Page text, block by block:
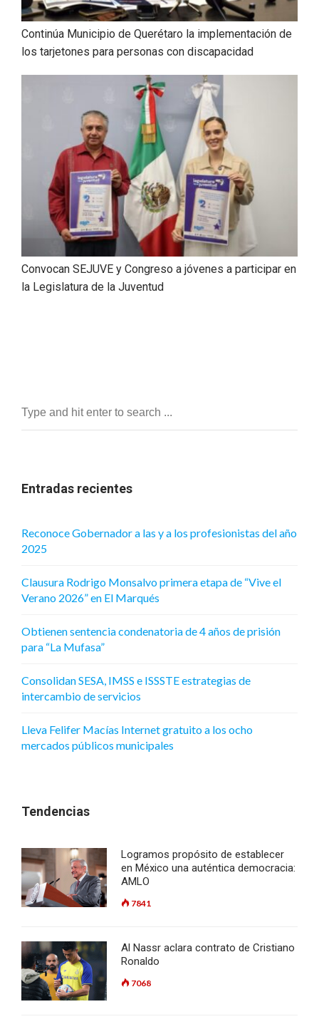
Continúa Municipio de Querétaro la implementación de
los tarjetones para personas con discapacidad
Convocan SEJUVE y Congreso a jóvenes a participar en
la Legislatura de la Juventud
Entradas recientes
Reconoce Gobernador a las y a los profesionistas del año
2025
Clausura Rodrigo Monsalvo primera etapa de “Vive el
Verano 2026” en El Marqués
Obtienen sentencia condenatoria de 4 años de prisión
para “La Mufasa”
Consolidan SESA, IMSS e ISSSTE estrategias de
intercambio de servicios
Lleva Felifer Macías Internet gratuito a los ocho
mercados públicos municipales
Tendencias
Logramos propósito de establecer
en México una auténtica democracia:
AMLO
7841
Al Nassr aclara contrato de Cristiano
Ronaldo
7068